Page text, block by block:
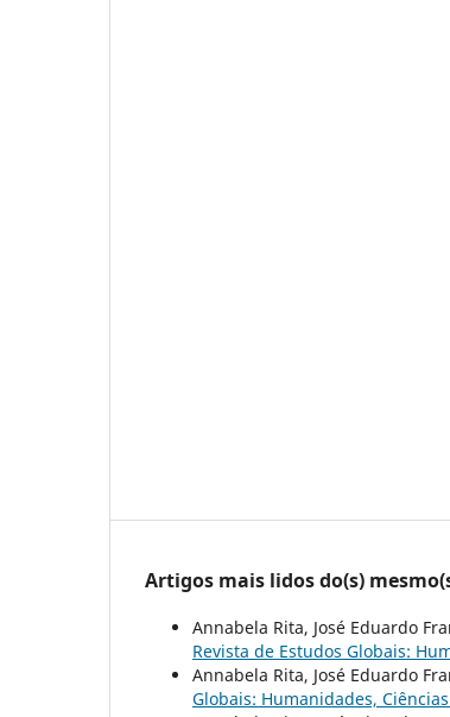
Artigos mais lidos do(s)
Annabela Rita, José Eduardo
Revista de Estudos Globais:
Annabela Rita, José Eduardo
Globais: Humanidades,